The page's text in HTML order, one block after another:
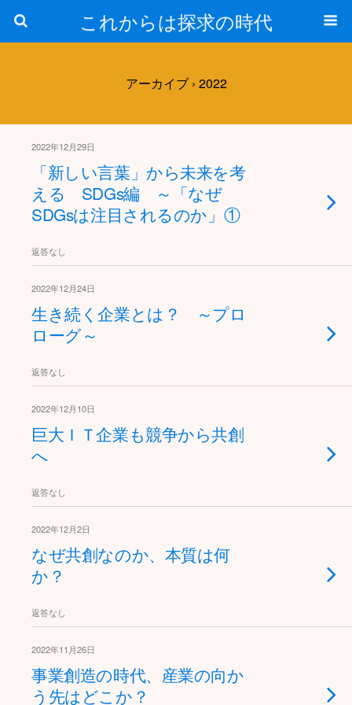
これからは探求の時代
アーカイブ › 2022
2022年12月29日
「新しい言葉」から未来を考
える SDGs編 ～「なぜ
SDGsは注目されるのか」①
返答なし
2022年12月24日
生き続く企業とは？ ～プロ
ローグ～
返答なし
2022年12月10日
巨大ＩＴ企業も競争から共創
へ
返答なし
2022年12月2日
なぜ共創なのか、本質は何
か？
返答なし
2022年11月26日
事業創造の時代、産業の向か
う先はどこか？